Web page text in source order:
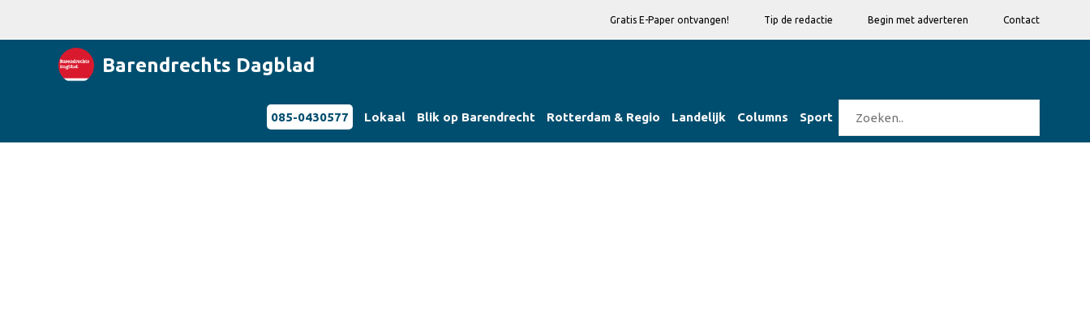
Gratis E-Paper ontvangen! Tip de redactie Begin met adverteren Contact
Barendrechts Dagblad
085-0430577 Lokaal Blik op Barendrecht Rotterdam & Regio Landelijk Columns Sport